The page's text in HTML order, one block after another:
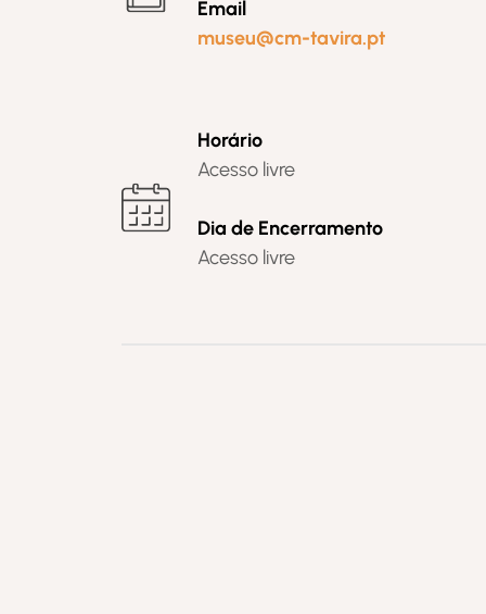
Email
museu@cm-tavira.pt
Horário
Acesso livre
Dia de Encerramento
Acesso livre